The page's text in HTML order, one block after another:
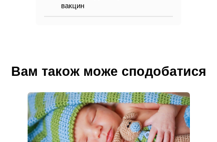
вакцин
Вам також може сподобатися